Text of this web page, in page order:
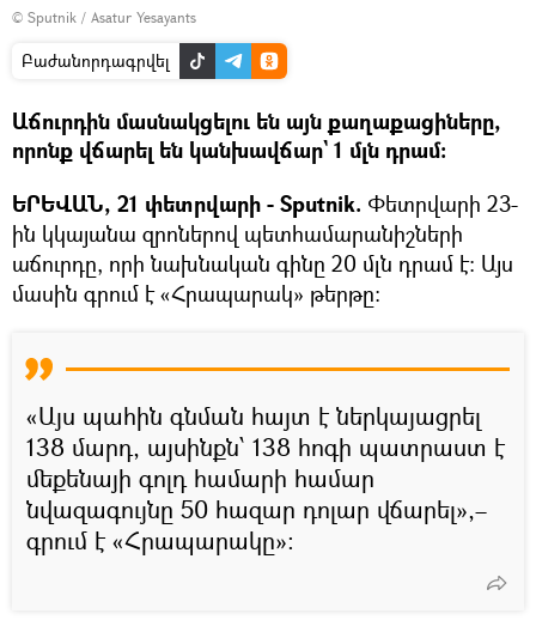
© Sputnik / Asatur Yesayants
Բաժանորդագրվել
Աճուրդին մասնակցելու են այն քաղաքացիները,
որոնք վճարել են կանխավճար` 1 մլն դրամ։
ԵՐԵՎԱՆ, 21 փետրվարի - Sputnik. Փետրվարի 23-
ին կկայանա զրոներով պետհամարանիշների
աճուրդը, որի նախնական գինը 20 մլն դրամ է։ Այս
մասին գրում է «Հրապարակ» թերթը։
«Այս պահին գնման հայտ է ներկայացրել
138 մարդ, այսինքն՝ 138 հոգի պատրաստ է
մեքենայի գոլդ համարի համար
նվազագույնը 50 հազար դոլար վճարել»,–
գրում է «Հրապարակը»: